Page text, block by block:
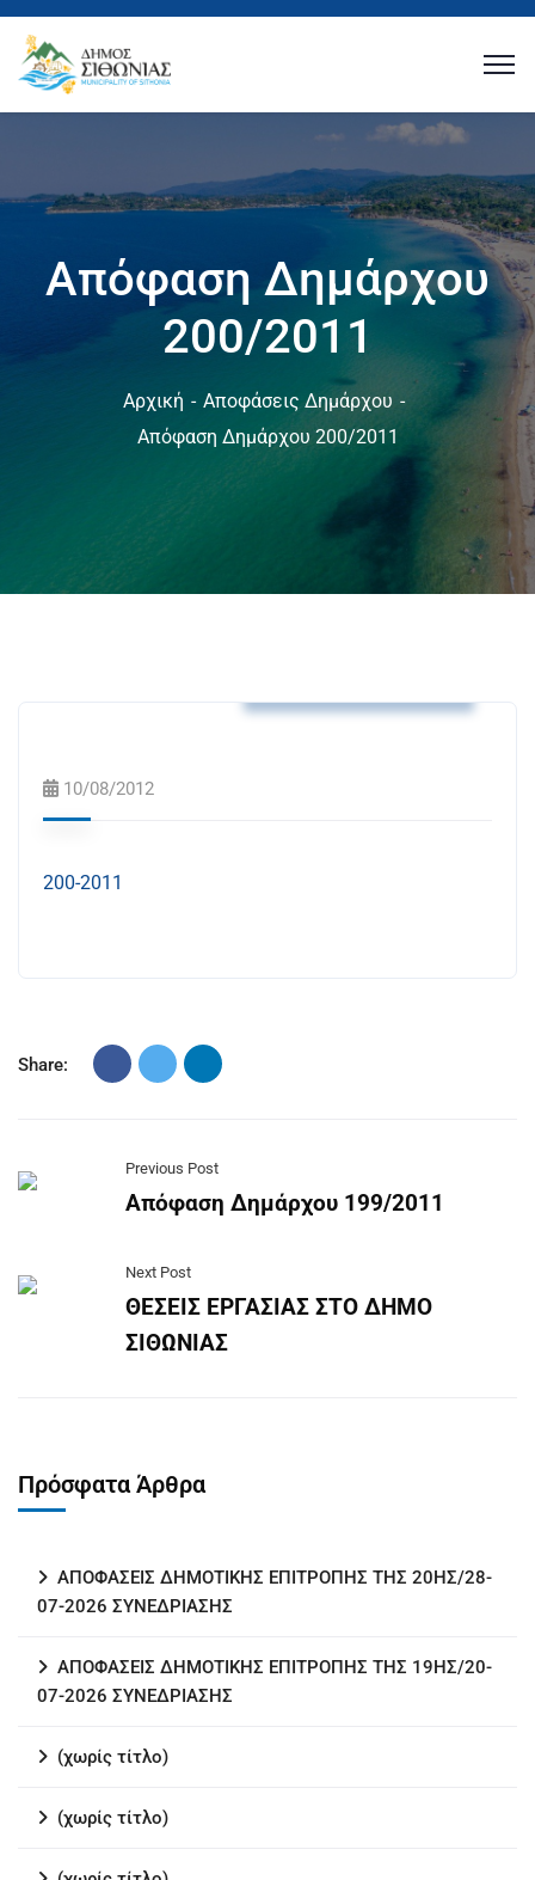
Απόφαση Δημάρχου
200/2011
Αρχική
Αποφάσεις Δημάρχου
Απόφαση Δημάρχου 200/2011
10/08/2012
200-2011
Share:
Previous Post
Απόφαση Δημάρχου 199/2011
Next Post
ΘΕΣΕΙΣ ΕΡΓΑΣΙΑΣ ΣΤΟ ΔΗΜΟ
ΣΙΘΩΝΙΑΣ
Πρόσφατα Άρθρα
ΑΠΟΦΑΣΕΙΣ ΔΗΜΟΤΙΚΗΣ ΕΠΙΤΡΟΠΗΣ ΤΗΣ 20ΗΣ/28-
07-2026 ΣΥΝΕΔΡΙΑΣΗΣ
ΑΠΟΦΑΣΕΙΣ ΔΗΜΟΤΙΚΗΣ ΕΠΙΤΡΟΠΗΣ ΤΗΣ 19ΗΣ/20-
07-2026 ΣΥΝΕΔΡΙΑΣΗΣ
(χωρίς τίτλο)
(χωρίς τίτλο)